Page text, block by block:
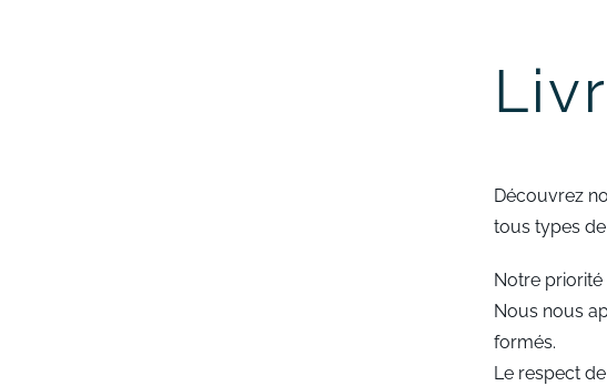
Découvrez
tous types
Notre
Nous nous
formés.
Le respect